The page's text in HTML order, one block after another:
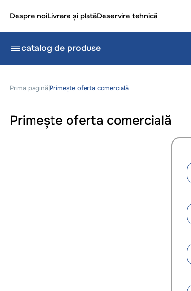
Despre noiLivrare și platăDeservire tehnică
catalog de produse
Prima pagină|Primește oferta comercială
Primește oferta comercială